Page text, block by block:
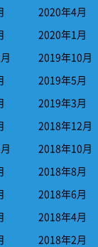
2020年4月
2020年1月
2019年10月
2019年5月
2019年3月
2018年12月
2018年10月
2018年8月
2018年6月
2018年4月
2018年2月